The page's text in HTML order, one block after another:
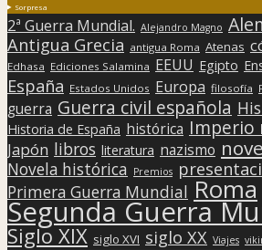
Sorpresa
2ª Guerra Mundial. Alejandro Magno
Antigua Grecia antigua Roma Atenas
Edhasa Ediciones Salamina EEUU Egipto
España Estados Unidos Europa filosofía
guerra Guerra civil española
Historia de España histórica Imperio
Japón libros literatura nazismo
Novela histórica Premios
Primera Guerra Mundial Roma
Segunda Guerra
Siglo XIX siglo XVI siglo XX Viajes